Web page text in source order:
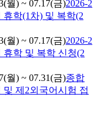
월) ~ 07.17(금)2026-2
휴학(1차) 및 복학(2
월) ~ 07.17(금)2026-2
휴학 및 복학 신청(2
월) ~ 07.31(금)종합
및 제2외국어시험 접